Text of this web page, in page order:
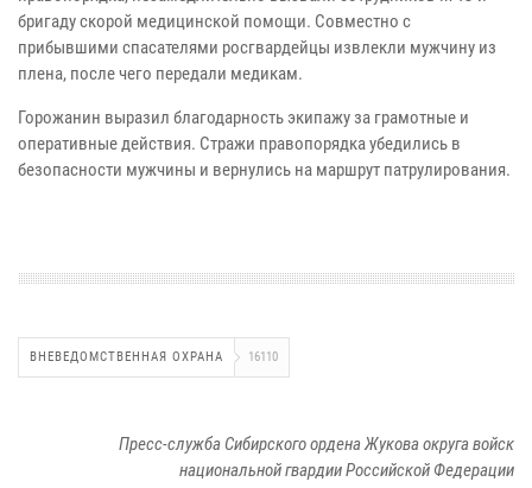
бригаду скорой медицинской помощи. Совместно с
прибывшими спасателями росгвардейцы извлекли мужчину из
плена, после чего передали медикам.
Горожанин выразил благодарность экипажу за грамотные и
оперативные действия. Стражи правопорядка убедились в
безопасности мужчины и вернулись на маршрут патрулирования.
ВНЕВЕДОМСТВЕННАЯ ОХРАНА 16110
Пресс-служба Сибирского ордена Жукова округа войск
национальной гвардии Российской Федерации